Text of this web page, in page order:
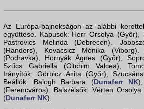
Az Európa-bajnokságon az alábbi
együttese. Kapusok: Herr Orsolya (Győr),
Pastrovics Melinda (Debrecen).
(Randers), Kovacsicz Mónika
(Podravka), Hornyák Ágnes (Győr),
Szűcs Gabriella (Oltchim Valcea),
Irányítók: Görbicz Anita (Győr),
Beállók: Balogh Barbara (Dunaferr NK),
(Ferencváros). Balszélsők: Vérten
(Dunaferr NK).